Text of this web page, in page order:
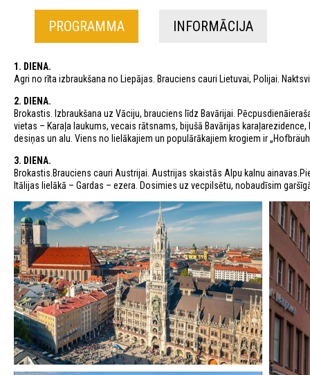
PROGRAMMA INFORMĀCIJA
1. DIENA.
Agri no rīta izbraukšana no Liepājas. Brauciens cauri Lietuvai, Polijai.
2. DIENA.
Brokastis. Izbraukšana uz Vāciju, brauciens līdz Bavārijai.
vietas – Karaļa laukums, vecais rātsnams, bijušā Bavārijas
desiņas un alu. Viens no lielākajiem un populārākajiem krogiem ir
3. DIENA.
Brokastis.Brauciens cauri Austrijai. Austrijas skaistās Alpu kalnu
Itālijas lielākā – Gardas – ezera. Dosimies uz vecpilsētu, nobaudīsim